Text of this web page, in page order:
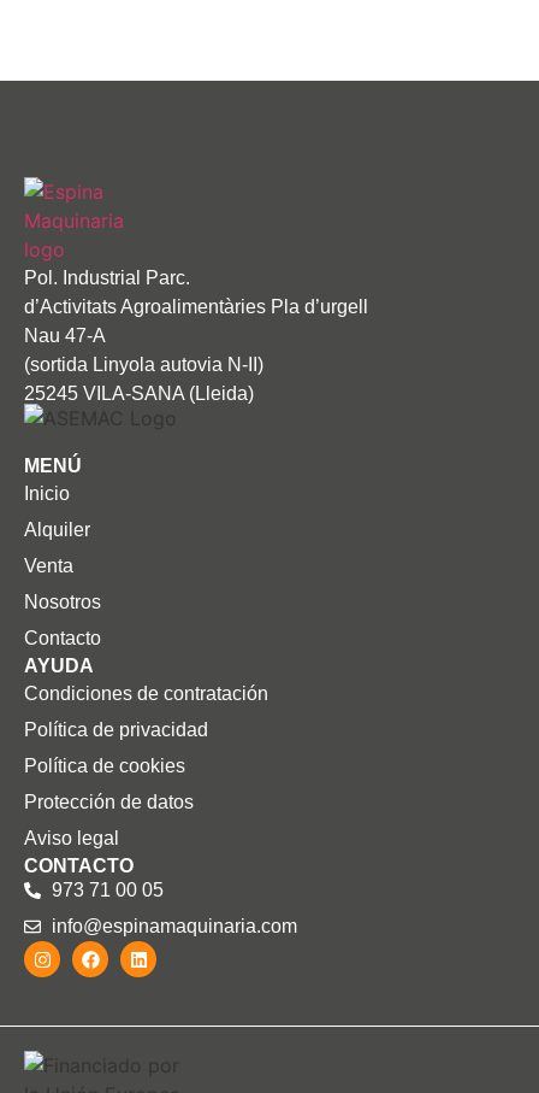
Pol. Industrial Parc.
d’Activitats Agroalimentàries Pla d’urgell
Nau 47-A
(sortida Linyola autovia N-II)
25245 VILA-SANA (Lleida)
MENÚ
Inicio
Alquiler
Venta
Nosotros
Contacto
AYUDA
Condiciones de contratación
Política de privacidad
Política de cookies
Protección de datos
Aviso legal
CONTACTO
973 71 00 05
info@espinamaquinaria.com